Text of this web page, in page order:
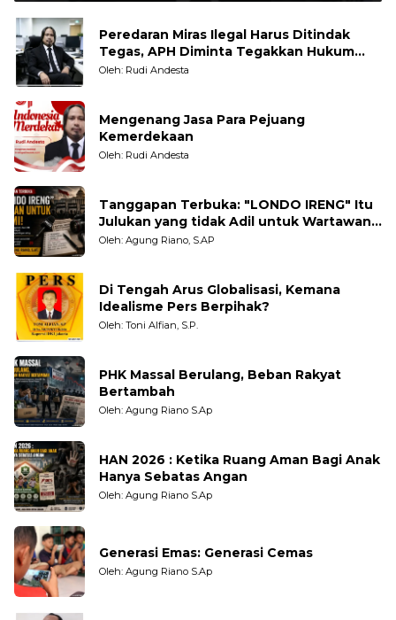
Peredaran Miras Ilegal Harus Ditindak
Tegas, APH Diminta Tegakkan Hukum
Tanpa Pandang Bulu
Oleh: Rudi Andesta
Mengenang Jasa Para Pejuang
Kemerdekaan
Oleh: Rudi Andesta
Tanggapan Terbuka: "LONDO IRENG" Itu
Julukan yang tidak Adil untuk Wartawan,
Pengamat dan LSM
Oleh: Agung Riano, S.AP
Di Tengah Arus Globalisasi, Kemana
Idealisme Pers Berpihak?
Oleh: Toni Alfian, S.P.
PHK Massal Berulang, Beban Rakyat
Bertambah
Oleh: Agung Riano S.Ap
HAN 2026 : Ketika Ruang Aman Bagi Anak
Hanya Sebatas Angan
Oleh: Agung Riano S.Ap
Generasi Emas: Generasi Cemas
Oleh: Agung Riano S.Ap